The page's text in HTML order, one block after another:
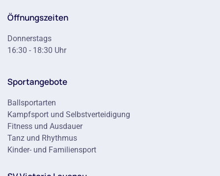
Öffnungszeiten
Donnerstags
16:30 - 18:30 Uhr
Sportangebote
Ballsportarten
Kampfsport und Selbstverteidigung
Fitness und Ausdauer
Tanz und Rhythmus
Kinder- und Familiensport